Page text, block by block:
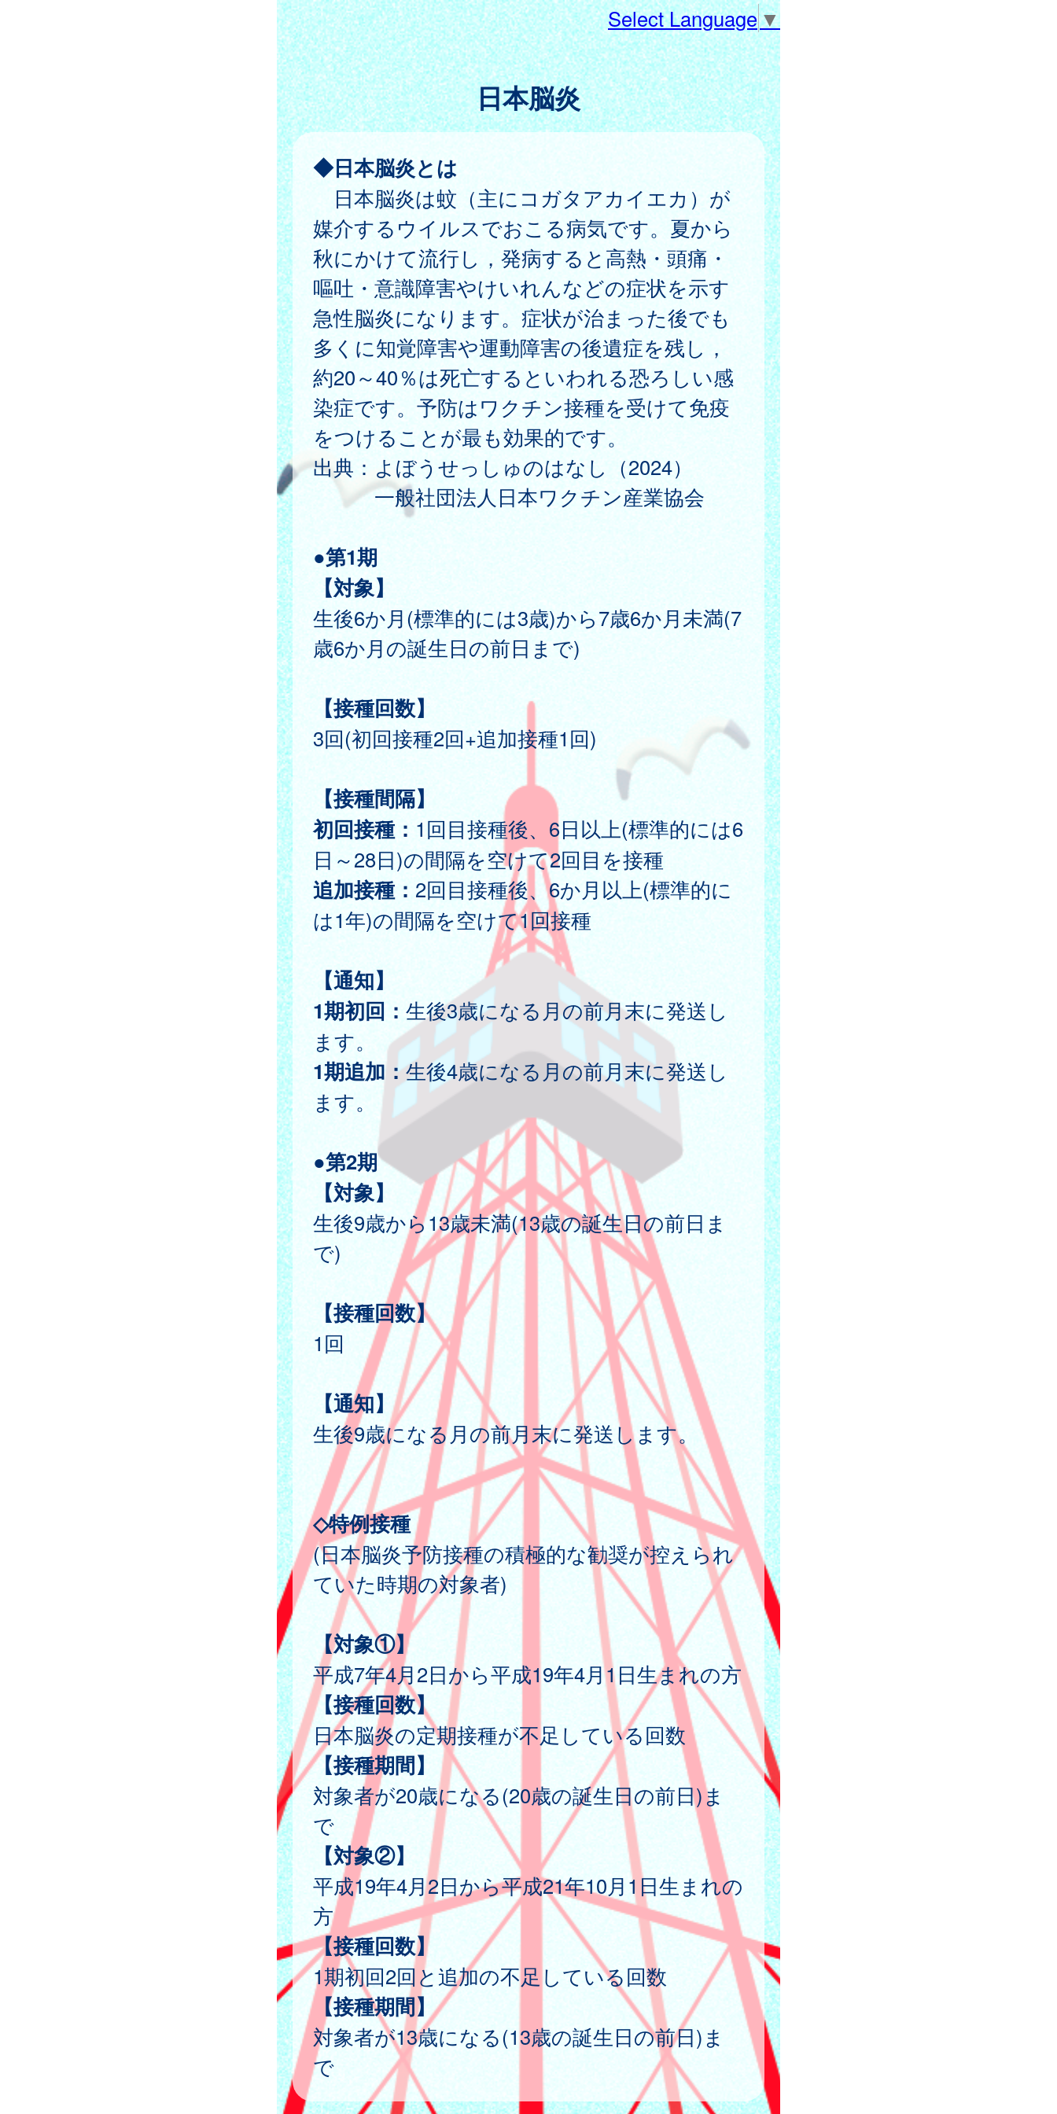
Select Language▼
日本脳炎
◆日本脳炎とは
日本脳炎は蚊（主にコガタアカイエカ）が
媒介するウイルスでおこる病気です。夏から
秋にかけて流行し，発病すると高熱・頭痛・
嘔吐・意識障害やけいれんなどの症状を示す
急性脳炎になります。症状が治まった後でも
多くに知覚障害や運動障害の後遺症を残し，
約20～40％は死亡するといわれる恐ろしい感
染症です。予防はワクチン接種を受けて免疫
をつけることが最も効果的です。
出典：よぼうせっしゅのはなし（2024）
一般社団法人日本ワクチン産業協会
●第1期
【対象】
生後6か月(標準的には3歳)から7歳6か月未満(7
歳6か月の誕生日の前日まで)
【接種回数】
3回(初回接種2回+追加接種1回)
【接種間隔】
初回接種： 1回目接種後、6日以上(標準的には6
日～28日)の間隔を空けて2回目を接種
追加接種： 2回目接種後、6か月以上(標準的に
は1年)の間隔を空けて1回接種
【通知】
1期初回： 生後3歳になる月の前月末に発送し
ます。
1期追加：生後4歳になる月の前月末に発送し
ます。
●第2期
【対象】
生後9歳から13歳未満(13歳の誕生日の前日ま
で)
【接種回数】
1回
【通知】
生後9歳になる月の前月末に発送します。
◇特例接種
(日本脳炎予防接種の積極的な勧奨が控えられ
ていた時期の対象者)
【対象①】
平成7年4月2日から平成19年4月1日生まれの方
【接種回数】
日本脳炎の定期接種が不足している回数
【接種期間】
対象者が20歳になる(20歳の誕生日の前日)ま
で
【対象②】
平成19年4月2日から平成21年10月1日生まれの
方
【接種回数】
1期初回2回と追加の不足している回数
【接種期間】
対象者が13歳になる(13歳の誕生日の前日)ま
で